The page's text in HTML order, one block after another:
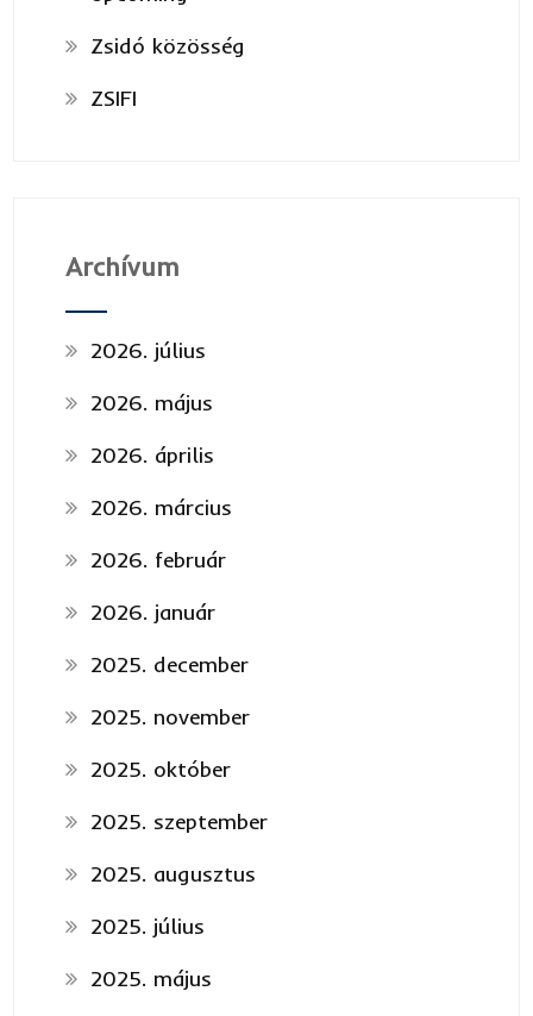
Zsidó közösség
ZSIFI
Archívum
2026. július
2026. május
2026. április
2026. március
2026. február
2026. január
2025. december
2025. november
2025. október
2025. szeptember
2025. augusztus
2025. július
2025. május